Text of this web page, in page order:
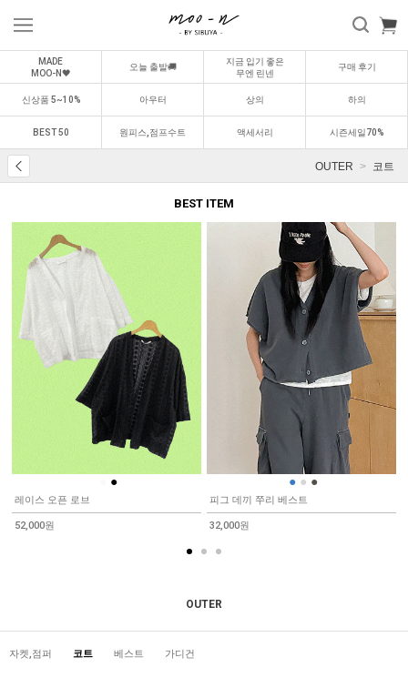
MADE
MOO-N🖤
오늘 출발🚚
지금 입기 좋은
무엔 린넨
구매 후기
신상품 5~10% 아우터 상의 하의
BEST 50 원피스,점프수트 액세서리 시즌세일70%
OUTER 코트
BEST ITEM
●
레이스 오픈 로브
52,000원
0
● ● ●
피그 데끼 쭈리 베스트
32,000원
OUTER
자켓,점퍼 코트 베스트 가디건